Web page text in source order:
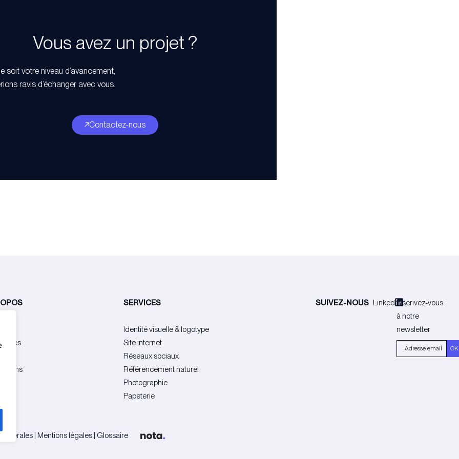
Vous avez un projet ?
soit votre niveau d’avancement,
ravis d’échanger avec vous.
Contactez-nous
SERVICES
Identité visuelle & logotype
Site internet
Réseaux sociaux
Référencement naturel
Photographie
Papeterie
SUIVEZ-NOUS LinkedinInscrivez-vous
à notre
newsletter
OK
générales | Mentions légales | Glossaire